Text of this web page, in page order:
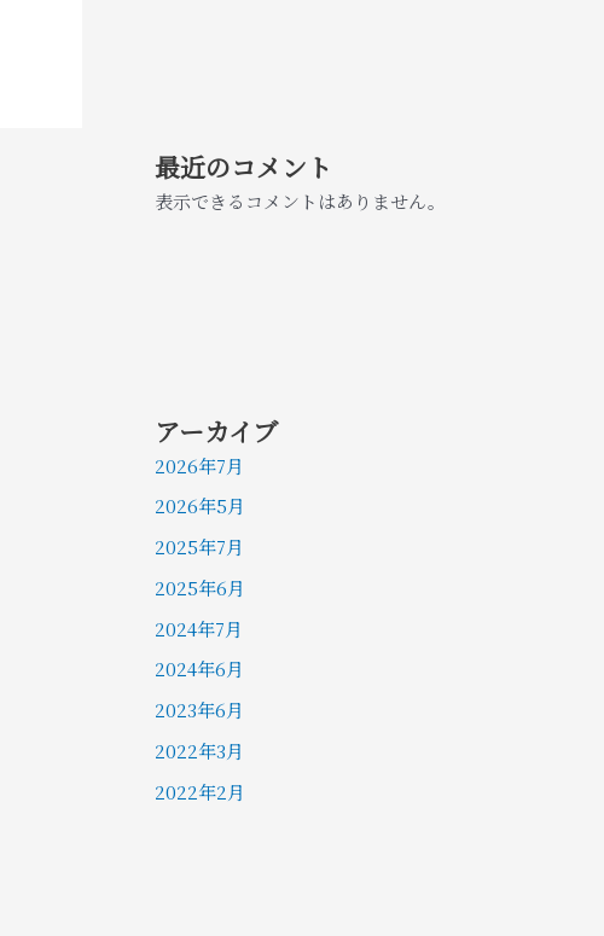
最近のコメント
表示できるコメントはありません。
アーカイブ
2026年7月
2026年5月
2025年7月
2025年6月
2024年7月
2024年6月
2023年6月
2022年3月
2022年2月